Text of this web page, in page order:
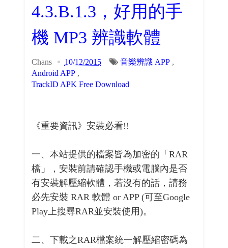
4.3.B.1.3，好用的手
機 MP3 辨識軟體
Chans 10/12/2015 音樂辨識 APP,
Android APP,
TrackID APK Free Download
《重要資訊》安裝必看!!
一、本站提供的檔案皆為加密的「RAR
檔」，安裝前請確認手機或電腦內是否
有安裝解壓縮軟體，若沒有的話，請務
必先安裝 RAR 軟體 or APP (可至Google
Play上搜尋RAR並安裝使用)。
二、下載之RAR檔案統一解壓縮密碼為